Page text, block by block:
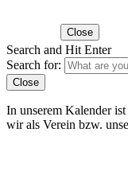
Close
Search and Hit Enter
Search for:
Close
In unserem Kalender
wir als Verein bzw.